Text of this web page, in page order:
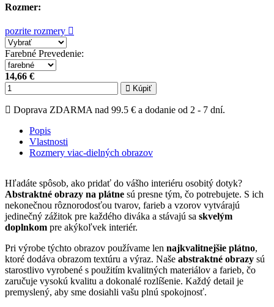
Rozmer:
pozrite rozmery
Farebné Prevedenie:
14,66 €
Kúpiť
Doprava ZDARMA nad 99.5 € a dodanie od 2 - 7 dní.
Popis
Vlastnosti
Rozmery viac-dielných obrazov
Hľadáte spôsob, ako pridať do vášho interiéru osobitý dotyk?
Abstraktné obrazy na plátne sú presne tým, čo potrebujete. S ich
nekonečnou rôznorodosťou tvarov, farieb a vzorov vytvárajú
jedinečný zážitok pre každého diváka a stávajú sa skvelým
doplnkom pre akýkoľvek interiér.
Pri výrobe týchto obrazov používame len najkvalitnejšie plátno,
ktoré dodáva obrazom textúru a výraz. Naše abstraktné obrazy sú
starostlivo vyrobené s použitím kvalitných materiálov a farieb, čo
zaručuje vysokú kvalitu a dokonalé rozlíšenie. Každý detail je
premyslený, aby sme dosiahli vašu plnú spokojnosť.